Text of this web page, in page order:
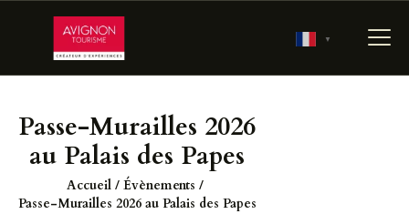
▼
Passe-Murailles 2026
au Palais des Papes
Accueil
Évènements
Passe-Murailles 2026 au Palais des Papes
ACCUEIL
RÉSERVER
PRÉPARER MA VISITE